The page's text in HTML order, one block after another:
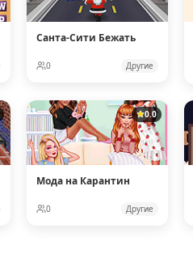
Санта-Сити Бежать
0 Другие
0.0
Мода на Карантин
0 Другие